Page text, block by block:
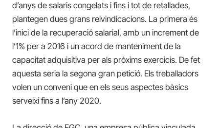
d’anys de salaris congelats i fins i tot de retallades,
plantegen dues grans reivindicacions. La primera és
l’inici de la recuperació salarial, amb un increment de
l’1% per a 2016 i un acord de manteniment de la
capacitat adquisitiva per als pròxims exercicis. De fet
aquesta seria la segona gran petició. Els treballadors
volen un conveni que en els seus aspectes bàsics
serveixi fins a l’any 2020.